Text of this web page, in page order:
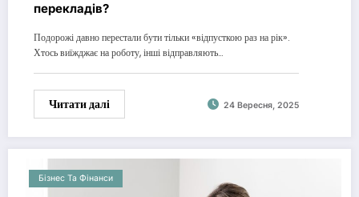
перекладів?
Подорожі давно перестали бути тільки «відпусткою раз на рік».
Хтось виїжджає на роботу, інші відправляють…
Читати далі 24 Вересня, 2025
Бізнес Та Фінанси